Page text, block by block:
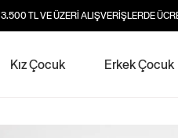
3.500 TL VE ÜZERİ ALIŞVERİŞLERDE
Kız Çocuk Erkek Çocuk